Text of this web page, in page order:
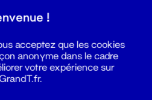
!
acceptez que les cookies
anonyme dans le cadre
votre expérience sur